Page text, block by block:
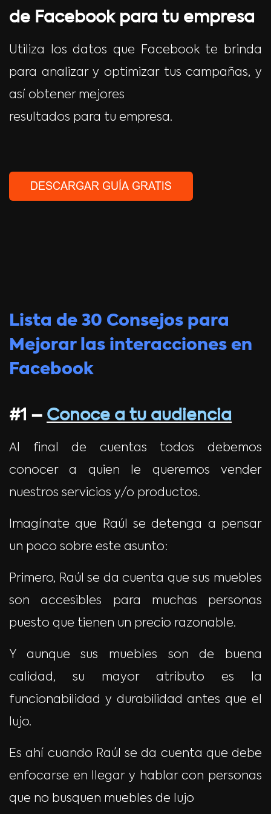
de Facebook para tu empresa
Utiliza los datos que Facebook te brinda
para analizar y optimizar tus campañas, y
así obtener mejores
resultados para tu empresa.
Lista de 30 Consejos para
Mejorar las interacciones en
Facebook
#1 – Conoce a tu audiencia
Al final de cuentas todos debemos
conocer a quien le queremos vender
nuestros servicios y/o productos.
Imagínate que Raúl se detenga a pensar
un poco sobre este asunto:
Primero, Raúl se da cuenta que sus muebles
son accesibles para muchas personas
puesto que tienen un precio razonable.
Y aunque sus muebles son de buena
calidad, su mayor atributo es la
funcionabilidad y durabilidad antes que el
lujo.
Es ahí cuando Raúl se da cuenta que debe
enfocarse en llegar y hablar con personas
que no busquen muebles de lujo